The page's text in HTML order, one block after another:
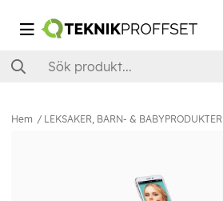
Hem LEKSAKER, BARN- & BABYPRODUKTER